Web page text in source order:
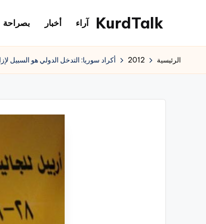
المحتوى
KurdTalk
اخبار
آراء أخبار بصراحة
الرئيسية 2012 أكراد سوريا: التدخل الدولي هو السبيل